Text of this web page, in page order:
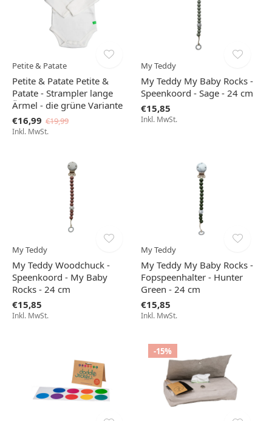
Petite & Patate
Petite & Patate Petite &
Patate - Strampler lange
Ärmel - die grüne Variante
€16,99 €19,99
Inkl. MwSt.
My Teddy
My Teddy My Baby Rocks -
Speenkoord - Sage - 24 cm
€15,85
Inkl. MwSt.
My Teddy
My Teddy Woodchuck -
Speenkoord - My Baby
Rocks - 24 cm
€15,85
Inkl. MwSt.
My Teddy
My Teddy My Baby Rocks -
Fopspeenhalter - Hunter
Green - 24 cm
€15,85
Inkl. MwSt.
-15%